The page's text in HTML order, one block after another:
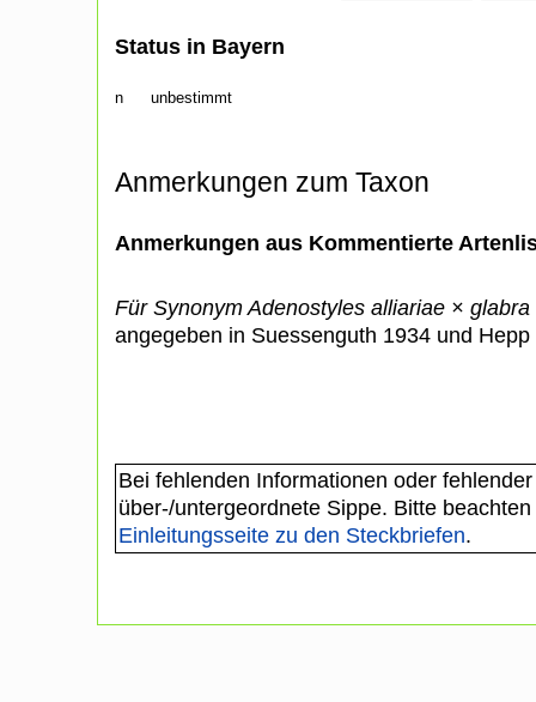
Status in Bayern
n unbestimmt
Anmerkungen zum Taxon
Anmerkungen aus Kommentierte
Für Synonym Adenostyles alliariae × glabra
angegeben in Suessenguth 1934 und
Bei fehlenden Informationen oder
über-/untergeordnete Sippe. Bitte
Einleitungsseite zu den Steckbriefen.